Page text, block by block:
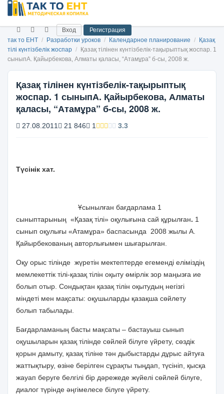
Вход
Регистрация
так то ЕНТ / Разработки уроков / Календарное планирование /
Қазақ
тілі күнтізбелік жоспар /
Қазақ тілінен күнтізбелік-тақырыптық жоспар. 1
сыныпА. Қайырбекова, Алматы қаласы, “Атамұра” б-сы, 2008 ж.
Қазақ тілінен күнтізбелік-тақырыптық
жоспар. 1 сыныпА. Қайырбекова, Алматы
қаласы, “Атамұра” б-сы, 2008 ж.
27.08.2011 21 846 1 3.3
Түсінік хат.
Ұсынылған бағдарлама 1
сыныптарының «Қазақ тілі» оқулығына сай құрылған. 1
сынып оқулығы «Атамұра» баспасында 2008 жылы А.
Қайырбекованың авторлығымен шығарылған.
Оқу орыс тілінде жүретін мектептерде егеменді еліміздің
мемлекеттік тілі-қазақ тілін оқыту өмірлік зор маңызға ие
болып отыр. Сондықтан қазақ тілін оқытудың негізгі
міндеті мен мақсаты: оқушыларды қазақша сөйлету
болып табылады.
Бағдарламаның басты мақсаты – бастауыш сынып
оқушыларын қазақ тілінде сөйлей білуге үйрету, сөздік
қорын дамыту, қазақ тіліне тән дыбыстарды дұрыс айтуға
жаттықтыру, өзіне берілген сұрақты тыңдап, түсініп, қысқа
жауап беруге белгілі бір дәрежеде жүйелі сөйлей білуге,
диалог түрінде әңгімелесе білуге үйрету.